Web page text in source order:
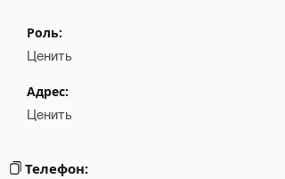
Email
Роль:
Ценить
Адрес:
Ценить
Телефон: